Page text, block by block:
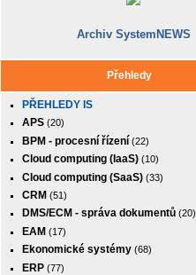
Archiv SystemNEWS
Přehledy
PŘEHLEDY IS
APS (20)
BPM - procesní řízení (22)
Cloud computing (IaaS) (10)
Cloud computing (SaaS) (33)
CRM (51)
DMS/ECM - správa dokumentů (20)
EAM (17)
Ekonomické systémy (68)
ERP (77)